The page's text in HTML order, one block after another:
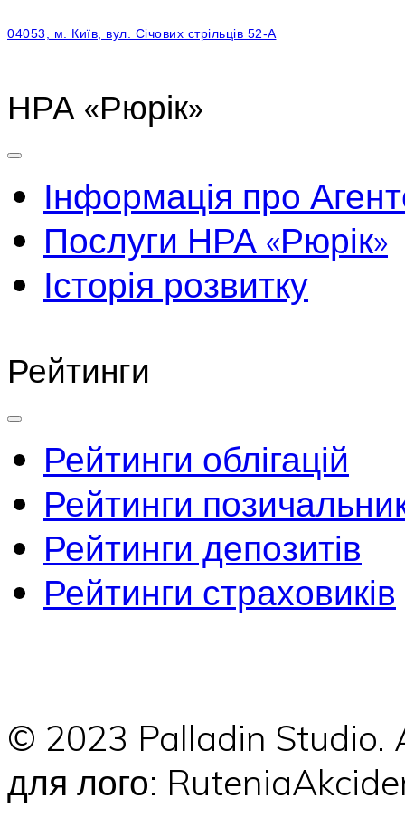
04053, м. Київ, вул. Січових стрільців 52-А
НРА «Рюрік»
Інформація про
Послуги НРА «Рюрік»
Історія розвитку
Рейтинги
Рейтинги облігацій
Рейтинги
Рейтинги депозитів
Рейтинги страховиків
© 2023 Palladin
для лого: